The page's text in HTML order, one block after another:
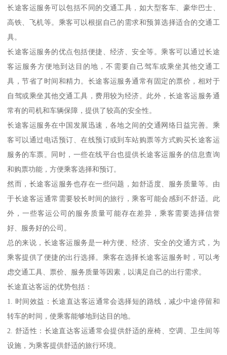
长途客运服务可以包括不同的交通工具，如大型客车、豪华巴士、
高铁、飞机等。乘客可以根据自己的需求和预算选择适合的交通工
具。
长途客运服务的优点包括便捷、经济、安全等。乘客可以通过长途
客运服务方便地到达目的地，不需要自己驾车或乘坐其他交通工
具，节省了时间和精力。长途客运服务通常有固定的票价，相对于
自驾或乘坐其他交通工具，费用较为经济。此外，长途客运服务通
常有的司机和车辆保障，提供了较高的安全性。
长途客运服务在中国发展迅速，各地之间的交通网络日益完善。乘
客可以通过电话预订、在线预订或到车站购票等方式购买长途客运
服务的车票。同时，一些在线平台也提供长途客运服务的信息查询
和购票功能，方便乘客选择和预订。
然而，长途客运服务也存在一些问题，如舒适度、服务质量等。由
于长途客运通常需要较长时间的旅行，乘客可能会感到不舒适。此
外，一些客运公司的服务质量可能存在差异，乘客需要选择信誉
好、服务好的公司。
总的来说，长途客运服务是一种方便、经济、安全的交通方式，为
乘客提供了便捷的出行选择。乘客在选择长途客运服务时，可以考
虑交通工具、票价、服务质量等因素，以满足自己的出行需求。
长途直达客运的优势包括：
1. 时间效益：长途直达客运通常会选择短的路线，减少中途停留和
转车的时间，使乘客能够地到达目的地。
2. 舒适性：长途直达客运通常会提供舒适的座椅、空调、卫生间等
设施，为乘客提供舒适的旅行环境。